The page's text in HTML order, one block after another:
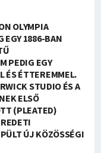
OLYMPIA
EGY 1886-BAN
PEDIG EGY
ÉS ÉTTEREMMEL.
STUDIO ÉS A
ELSŐ
(PLEATED)
ÚJ KÖZÖSSÉGI